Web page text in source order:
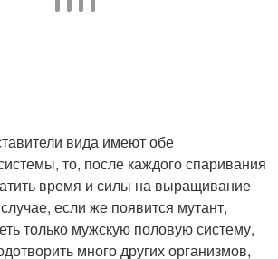
вида имеют обе
то, после каждого спаривания
время и силы на выращивание
если же появится мутант,
только мужскую половую систему,
много других организмов,